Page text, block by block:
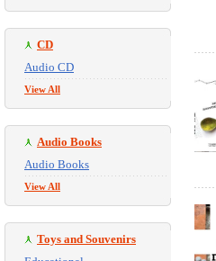
CD
Audio CD
View All
Audio Books
Audio Books
View All
Toys and Souvenirs